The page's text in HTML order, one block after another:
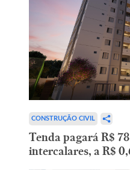
CONSTRUÇÃO CIVIL
Tenda pagará R$
intercalares, a R$